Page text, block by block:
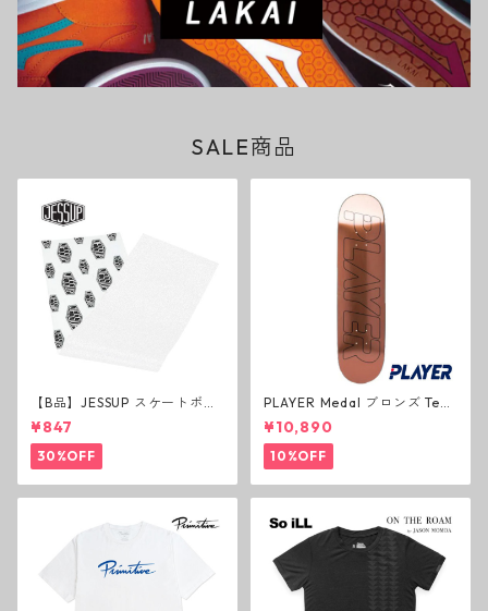
SALE商品
【B品】JESSUP スケートボー
ド グリップテープ ウルトラグ
リップ ホワイト デッキテープ
ジェスアップ ジェサップ
¥847
30%OFF
PLAYER Medal ブロンズ Tea
m Deck P3 スケートボードデ
ッキ プレイヤー メダル
¥10,890
10%OFF